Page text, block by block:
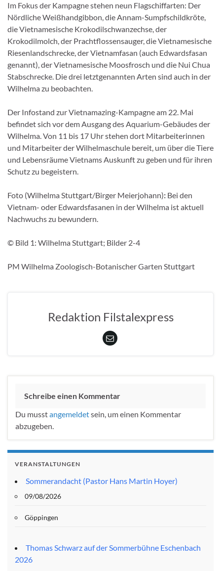
Im Fokus der Kampagne stehen neun Flagschiffarten: Der
Nördliche Weißhandgibbon, die Annam-Sumpfschildkröte,
die Vietnamesische Krokodilschwanzechse, der
Krokodilmolch, der Prachtflossensauger, die Vietnamesische
Riesenlandschrecke, der Vietnamfasan (auch Edwardsfasan
genannt), der Vietnamesische Moosfrosch und die Nui Chua
Stabschrecke. Die drei letztgenannten Arten sind auch in der
Wilhelma zu beobachten.
Der Infostand zur Vietnamazing-Kampagne am 22. Mai
befindet sich vor dem Ausgang des Aquarium-Gebäudes der
Wilhelma. Von 11 bis 17 Uhr stehen dort Mitarbeiterinnen
und Mitarbeiter der Wilhelmaschule bereit, um über die Tiere
und Lebensräume Vietnams Auskunft zu geben und für ihren
Schutz zu begeistern.
Foto (Wilhelma Stuttgart/Birger Meierjohann): Bei den
Vietnam- oder Edwardsfasanen in der Wilhelma ist aktuell
Nachwuchs zu bewundern.
© Bild 1: Wilhelma Stuttgart; Bilder 2-4
PM Wilhelma Zoologisch-Botanischer Garten Stuttgart
Redaktion Filstalexpress
Schreibe einen Kommentar
Du musstangemeldetsein, um einen Kommentar
abzugeben.
VERANSTALTUNGEN
Sommerandacht (Pastor Hans Martin Hoyer)
09/08/2026
Göppingen
Thomas Schwarz auf der Sommerbühne Eschenbach
2026